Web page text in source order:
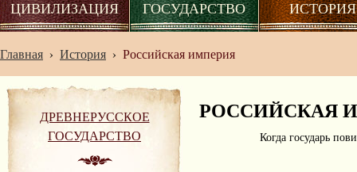
ЦИВИЛИЗАЦИЯ ГОСУДАРСТВО ИСТОРИЯ
Главная › История › Российская империя
РОССИЙСКАЯ
Когда государь
ДРЕВНЕРУССКОЕ
ГОСУДАРСТВО